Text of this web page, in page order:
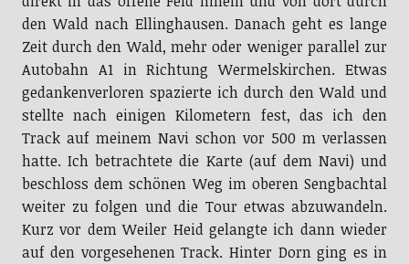
den Wald nach Ellinghausen. Danach geht es lange
Zeit durch den Wald, mehr oder weniger parallel zur
Autobahn A1 in Richtung Wermelskirchen. Etwas
gedankenverloren spazierte ich durch den Wald und
stellte nach einigen Kilometern fest, das ich den
Track auf meinem Navi schon vor 500 m verlassen
hatte. Ich betrachtete die Karte (auf dem Navi) und
beschloss dem schönen Weg im oberen Sengbachtal
weiter zu folgen und die Tour etwas abzuwandeln.
Kurz vor dem Weiler Heid gelangte ich dann wieder
auf den vorgesehenen Track. Hinter Dorn ging es in